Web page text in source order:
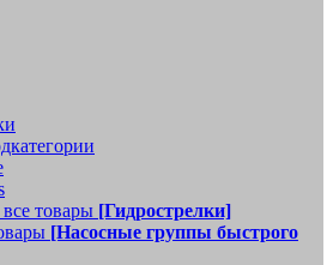
товары [Гидрострелки]
[Насосные группы быстрого